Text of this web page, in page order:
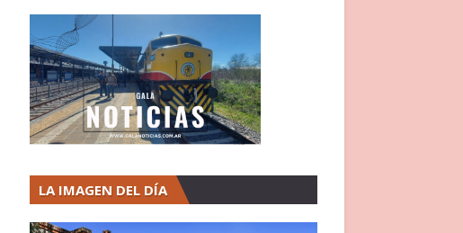
LA IMAGEN DEL DÍA